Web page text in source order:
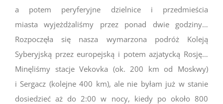
a potem peryferyjne dzielnice i przedmieścia
miasta wyjeżdżaliśmy przez ponad dwie godziny…
Rozpoczęła się nasza wymarzona podróż Koleją
Syberyjską przez europejską i potem azjatycką Rosję…
Minęliśmy stacje Vekovka (ok. 200 km od Moskwy)
i Sergacz (kolejne 400 km), ale nie byłam już w stanie
dosiedzieć aż do 2:00 w nocy, kiedy po około 800